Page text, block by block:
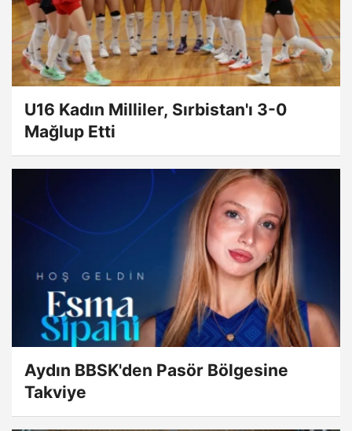
U16 Kadın Milliler, Sırbistan'ı 3-0
Mağlup Etti
Aydın BBSK'den Pasör Bölgesine
Takviye